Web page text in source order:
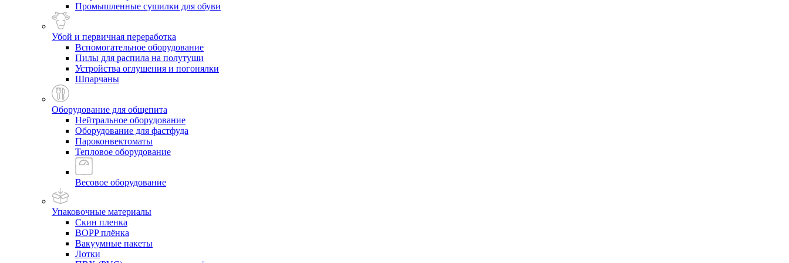
Промышленные сушилки для обуви
Убой и первичная переработка
Вспомогательное оборудование
Пилы для распила на полутуши
Устройства оглушения и погонялки
Шпарчаны
Оборудование для общепита
Нейтральное оборудование
Оборудование для фастфуда
Пароконвектоматы
Тепловое оборудование
Весовое оборудование
Упаковочные материалы
Скин пленка
BOPP плёнка
Вакуумные пакеты
Лотки